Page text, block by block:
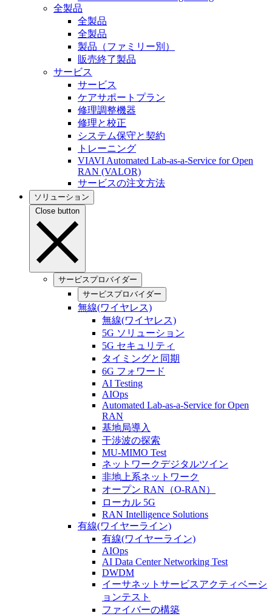
全製品
全製品
全製品
製品（ファミリー別）
販売終了製品
サービス
サービス
ケアサポートプラン
修理調整機器
修理と校正
システム保守と契約
トレーニング
VIAVI Automated Lab-as-a-Service for Open
RAN (VALOR)
サービスの注文方法
ソリューション
Close button
サービスプロバイダー
サービスプロバイダー
無線(ワイヤレス)
無線(ワイヤレス)
5G ソリューション
5G セキュリティ
タイミングと同期
6G フォワード
AI Testing
AIOps
Automated Lab-as-a-Service for Open
RAN
基地局導入
干渉波の探索
MU-MIMO Test
ネットワークデジタルツイン
非地上系ネットワーク
オープン RAN（O-RAN）
ローカル 5G
RAN Intelligence Solutions
有線(ワイヤーライン)
有線(ワイヤーライン)
AIOps
AI Data Center Networking Test
DWDM
イーサネットサービスアクティベーシ
ョンテスト
ファイバーの構築